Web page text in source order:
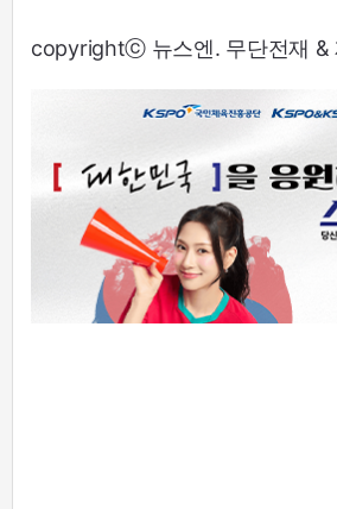
copyrightⓒ 뉴스엔. 무단전재 &